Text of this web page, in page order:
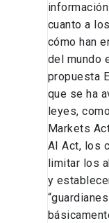
cuanto a
cómo han
del mundo
propuesta
que se ha
leyes,
Markets
AI Act, los
limitar los
y